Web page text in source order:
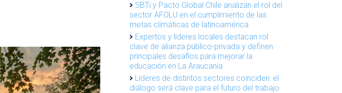
SBTi y Pacto Global Chile analizan el rol del
sector AFOLU en el cumplimiento de las
metas climáticas de latinoamérica
Expertos y líderes locales destacan rol
clave de alianza público-privada y definen
principales desafíos para mejorar la
educación en La Araucanía
Líderes de distintos sectores coinciden: el
diálogo será clave para el futuro del trabajo